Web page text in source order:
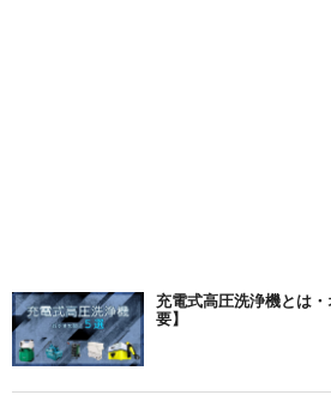
充電式高圧洗浄機とは
要】